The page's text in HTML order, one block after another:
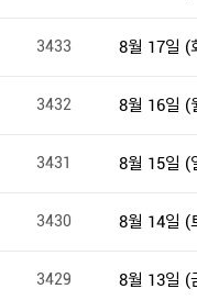
3433 8월 17일 (
3432 8월 16일 (
3431 8월 15일 (
3430 8월 14일 (
3429 8월 13일 (